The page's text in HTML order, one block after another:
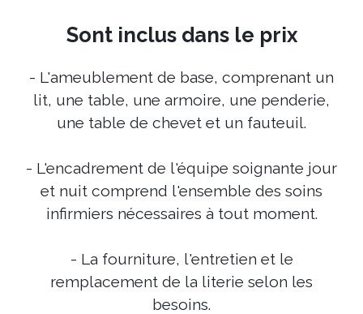
Sont inclus dans le prix
- L'ameublement de base, comprenant un
lit, une table, une armoire, une penderie,
une table de chevet et un fauteuil.
- L'encadrement de l'équipe soignante jour
et nuit comprend l'ensemble des soins
infirmiers nécessaires à tout moment.
- La fourniture, l'entretien et le
remplacement de la literie selon les
besoins.